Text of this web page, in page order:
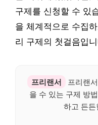
구제를 신청할 수 있
을 체계적으로 수집
리 구제의 첫걸음입
프리랜서
프리랜
을 수 있는 구제 방
하고 든